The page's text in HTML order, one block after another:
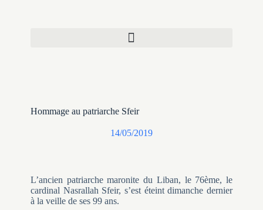
Hommage au patriarche Sfeir
14/05/2019
L’ancien patriarche maronite du Liban, le 76ème, le
cardinal Nasrallah Sfeir, s’est éteint dimanche dernier
à la veille de ses 99 ans.